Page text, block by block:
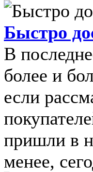
Быстро
В
более и
если
пришли в
менее,